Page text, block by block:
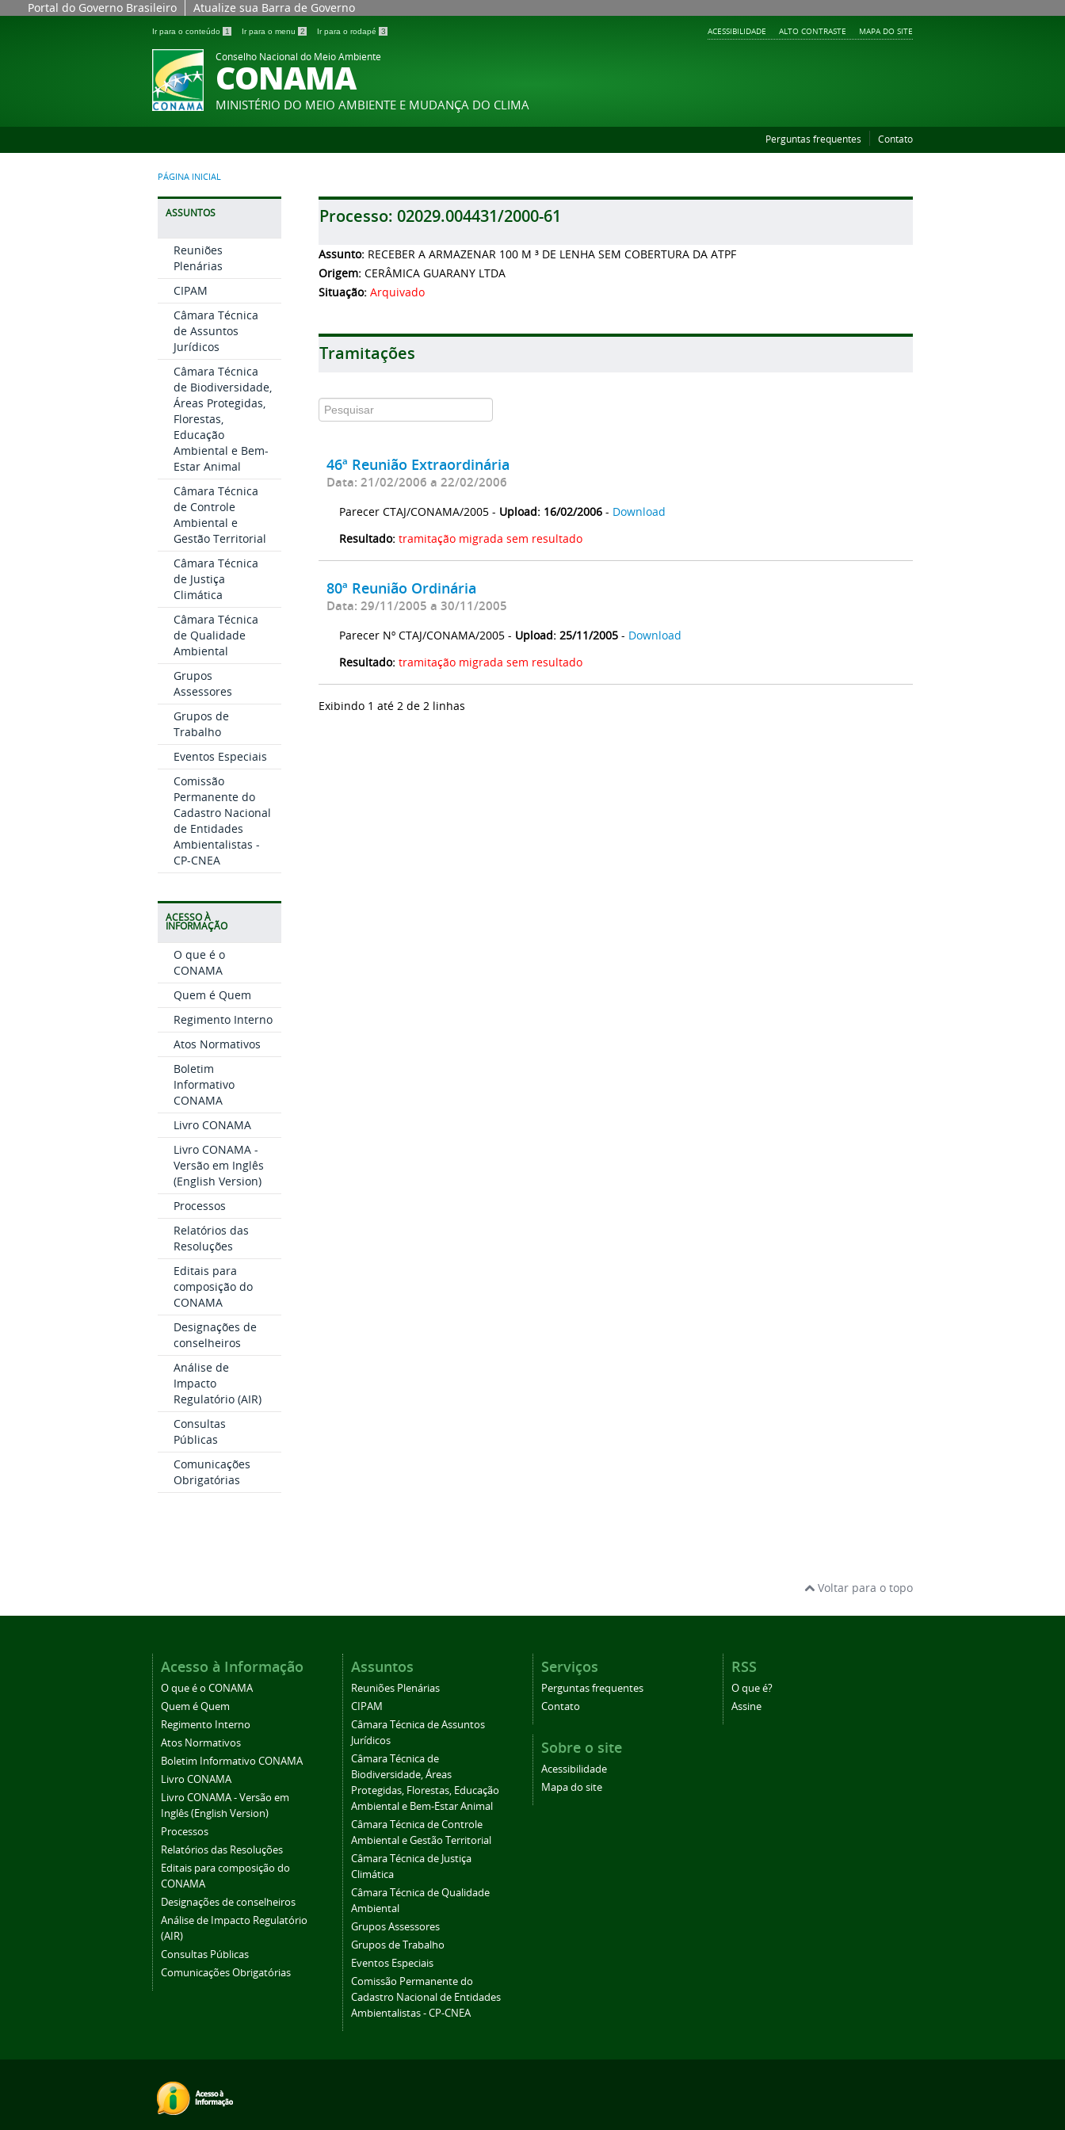
Portal do Governo Brasileiro Atualize sua Barra de Governo
Ir para o conteúdo 1 Ir para o menu 2 Ir para o rodapé 3 ACESSIBILIDADE ALTO CONTRASTE MAPA DO SITE
Conselho Nacional do Meio Ambiente
CONAMA
MINISTÉRIO DO MEIO AMBIENTE E MUDANÇA DO CLIMA
Perguntas frequentes Contato
PÁGINA INICIAL
ASSUNTOS
Reuniões
Plenárias
CIPAM
Câmara Técnica
de Assuntos
Jurídicos
Câmara Técnica
de Biodiversidade,
Áreas Protegidas,
Florestas,
Educação
Ambiental e Bem-
Estar Animal
Câmara Técnica
de Controle
Ambiental e
Gestão Territorial
Câmara Técnica
de Justiça
Climática
Câmara Técnica
de Qualidade
Ambiental
Grupos
Assessores
Grupos de
Trabalho
Eventos Especiais
Comissão
Permanente do
Cadastro Nacional
de Entidades
Ambientalistas -
CP-CNEA
ACESSO À
INFORMAÇÃO
O que é o
CONAMA
Quem é Quem
Regimento Interno
Atos Normativos
Boletim
Informativo
CONAMA
Livro CONAMA
Livro CONAMA -
Versão em Inglês
(English Version)
Processos
Relatórios das
Resoluções
Editais para
composição do
CONAMA
Designações de
conselheiros
Análise de
Impacto
Regulatório (AIR)
Consultas
Públicas
Comunicações
Obrigatórias
Processo: 02029.004431/2000-61
Assunto: RECEBER A ARMAZENAR 100 M ³ DE LENHA SEM COBERTURA DA ATPF
Origem: CERÂMICA GUARANY LTDA
Situação: Arquivado
Tramitações
46ª Reunião Extraordinária
Data: 21/02/2006 a 22/02/2006
Parecer CTAJ/CONAMA/2005 - Upload: 16/02/2006 - Download
Resultado: tramitação migrada sem resultado
80ª Reunião Ordinária
Data: 29/11/2005 a 30/11/2005
Parecer Nº CTAJ/CONAMA/2005 - Upload: 25/11/2005 - Download
Resultado: tramitação migrada sem resultado
Exibindo 1 até 2 de 2 linhas
Voltar para o topo
Acesso à Informação
O que é o CONAMA
Quem é Quem
Regimento Interno
Atos Normativos
Boletim Informativo CONAMA
Livro CONAMA
Livro CONAMA - Versão em
Inglês (English Version)
Processos
Relatórios das Resoluções
Editais para composição do
CONAMA
Designações de conselheiros
Análise de Impacto Regulatório
(AIR)
Consultas Públicas
Comunicações Obrigatórias
Assuntos
Reuniões Plenárias
CIPAM
Câmara Técnica de Assuntos
Jurídicos
Câmara Técnica de
Biodiversidade, Áreas
Protegidas, Florestas, Educação
Ambiental e Bem-Estar Animal
Câmara Técnica de Controle
Ambiental e Gestão Territorial
Câmara Técnica de Justiça
Climática
Câmara Técnica de Qualidade
Ambiental
Grupos Assessores
Grupos de Trabalho
Eventos Especiais
Comissão Permanente do
Cadastro Nacional de Entidades
Ambientalistas - CP-CNEA
Serviços
Perguntas frequentes
Contato
RSS
O que é?
Assine
Sobre o site
Acessibilidade
Mapa do site